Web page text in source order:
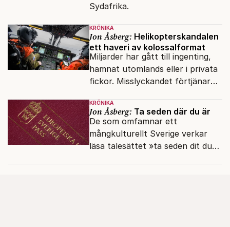
Sydafrika.
KRÖNIKA
Jon Åsberg: Helikopterskandalen
ett haveri av kolossalformat
Miljarder har gått till ingenting,
hamnat utomlands eller i privata
fickor. Misslyckandet förtjänar
KRÖNIKA
Jon Åsberg: Ta seden där du är
De som omfamnar ett
mångkulturellt Sverige verkar
läsa talesättet »ta seden dit du